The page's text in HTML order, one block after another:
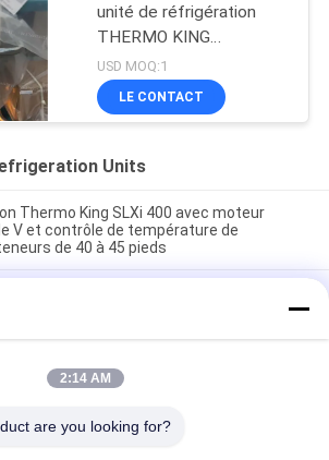
unité de réfrigération
THERMO KING
ventilateur électrique
avec moteur diesel avec
électrique en veille
USD MOQ:1
LE CONTACT
Units
Thermo King SLXi 400 avec moteur
V et contrôle de température de
de 40 à 45 pieds
30/50 THERMO KING nouvelle unité de
Marché Asie-Pacifique meilleure
et performances de refroidissement
T-780Pro/T-1080Pro/T-1280Pro
2:14 AM
are you looking for?